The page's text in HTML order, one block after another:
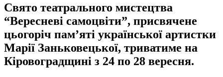
Свято театрального мистецтва
“Вересневі самоцвіти”, присвячене
цьогоріч пам’яті української артистки
Марії Заньковецької, триватиме на
Кіровоградщині з 24 по 28 вересня.